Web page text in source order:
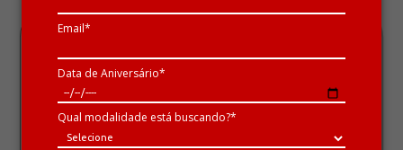
Email*
Data de Aniversário*
Qual modalidade está buscando?*
/mês